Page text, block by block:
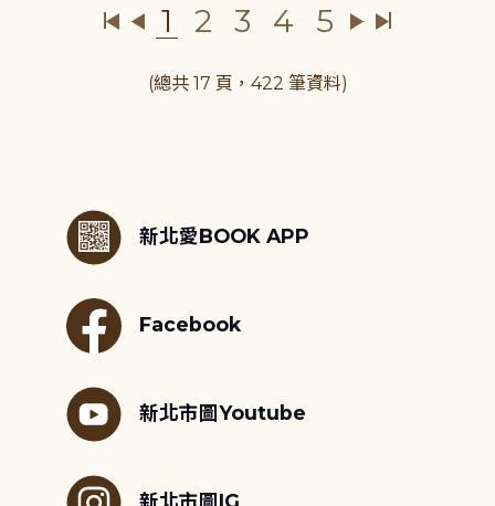
1 2 3 4 5
(總共 17 頁，422 筆資料)
新北愛BOOK APP
Facebook
新北市圖Youtube
新北市圖IG